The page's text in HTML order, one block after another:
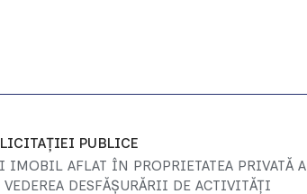
PUBLICE
IMOBIL AFLAT ÎN PROPRIETATEA PRIVATĂ A
DESFĂȘURĂRII DE ACTIVITĂȚI